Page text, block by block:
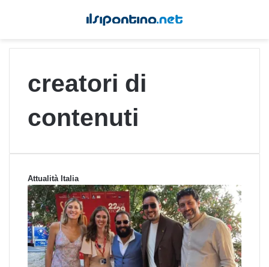
creatori di
contenuti
Attualità Italia